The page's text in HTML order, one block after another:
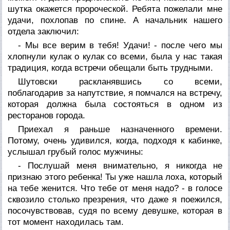
шутка окажется пророческой. Ребята пожелали мне
удачи, похлопав по спине. А начальник нашего
отдела заключил:
- Мы все верим в тебя! Удачи! - после чего мы
хлопнули кулак о кулак со всеми, была у нас такая
традиция, когда встречи обещали быть трудными.
Шутовски раскланявшись со всеми,
поблагодарив за напутствие, я помчался на встречу,
которая должна была состояться в одном из
ресторанов города.
Приехал я раньше назначенного времени.
Потому, очень удивился, когда, подходя к кабинке,
услышал грубый голос мужчины:
- Послушай меня внимательно, я никогда не
признаю этого ребенка! Ты уже нашла лоха, который
на тебе женится. Что тебе от меня надо? - в голосе
сквозило столько презрения, что даже я поежился,
посочувствовав, судя по всему девушке, которая в
тот момент находилась там.